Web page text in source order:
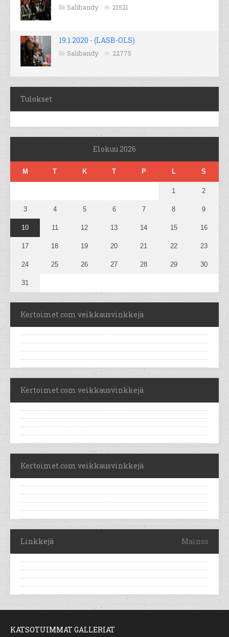
Salibandy 21521
19.1.2020 - (LASB-OLS)
Salibandy 22775
Tulokset
Elokuu 2026
M T K T P L S
1 2
3 4 5 6 7 8 9
10 11 12 13 14 15 16
17 18 19 20 21 22 23
24 25 26 27 28 29 30
31
Kertoimet.com veikkausvinkkejä
Kertoimet.com veikkausvinkkejä
Kertoimet.com veikkausvinkkejä
Linkkejä Mainos
KATSOTUIMMAT GALLERIAT